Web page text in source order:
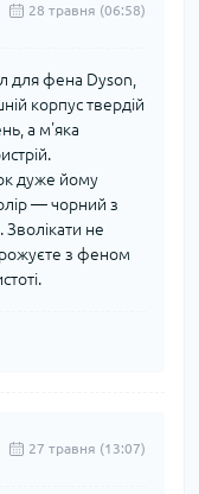
28 травня (06:58)
для фена Dyson,
корпус твердій
а м'яка
дуже йому
— чорний з
Зволікати не
з феном
27 травня (13:07)